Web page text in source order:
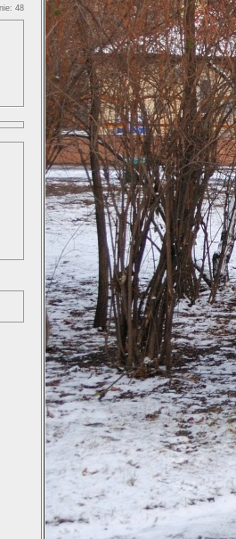
48